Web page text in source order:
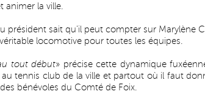
animer la ville.
président sait qu’il peut compter sur Marylène
locomotive pour toutes les équipes.
tout début» précise cette dynamique
au tennis club de la ville et partout où il faut
bénévoles du Comté de Foix.